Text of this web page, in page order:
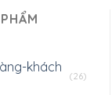
khách
(26)